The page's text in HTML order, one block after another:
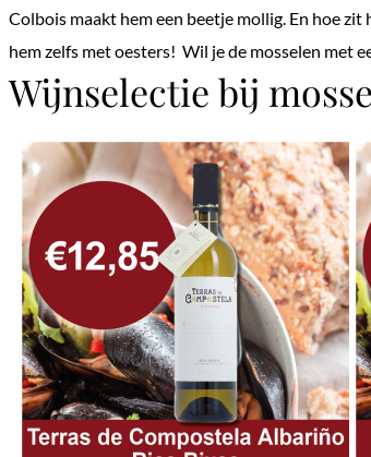
Colbois maakt hem een beetje mollig. En hoe
hem zelfs met oesters! Wil je de mosselen met
Wijnselectie bij